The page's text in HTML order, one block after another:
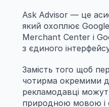
Ask Advisor — це
який охоплює
Merchant Center і
з єдиного
Замість того щоб
чотирма окремими
рекламодавці
природною мовою і